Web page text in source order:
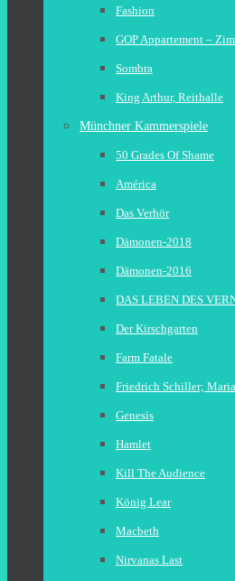
Fashion
GOP Appartement –
Sombra
King Arthur, Reithalle
Münchner Kammerspiele
50 Grades Of Shame
América
Das Verhör
Dämonen-2018
Dämonen-2016
DAS LEBEN DES
Der Kirschgarten
Farm Fatale
Friedrich Schiller;
Genesis
Hamlet
Kill The Audience
König Lear
Macbeth
Nirvanas Last